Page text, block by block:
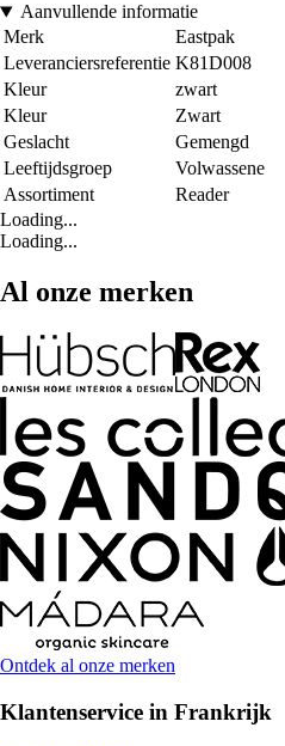
Aanvullende informatie
Merk
Eastpak
Leveranciersreferentie K81D008
Kleur
zwart
Kleur
Zwart
Geslacht
Gemengd
Leeftijdsgroep
Volwassene
Assortiment
Reader
Loading...
Loading...
Al onze merken
Ontdek al onze merken
Klantenservice in Frankrijk